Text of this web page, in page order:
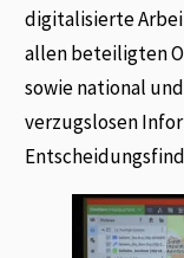
digitalisierte
allen beteiligten
sowie national
verzugslosen